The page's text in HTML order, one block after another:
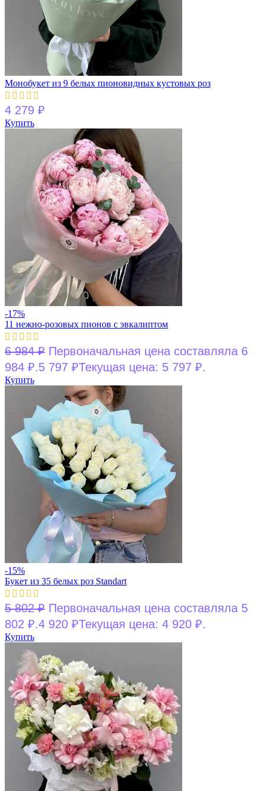
Монобукет из 9 белых пионовидных кустовых роз
4 279 ₽
Купить
-17%
11 нежно-розовых пионов с эвкалиптом
6 984₽ Первоначальная цена составляла 6
984 ₽.5 797 ₽Текущая цена: 5 797 ₽.
Купить
-15%
Букет из 35 белых роз Standart
5 802₽ Первоначальная цена составляла 5
802 ₽.4 920 ₽Текущая цена: 4 920 ₽.
Купить